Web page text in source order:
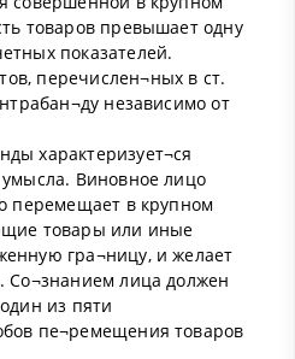
товаров превышает одну
показателей.
перечислен¬ных в ст.
независимо от
характеризует¬ся
Виновное лицо
перемещает в крупном
товары или иные
гра¬ницу, и желает
Со¬знанием лица должен
из пяти
пе¬ремещения товаров